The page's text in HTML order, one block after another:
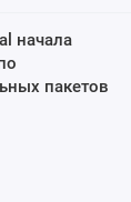
начала
пакетов